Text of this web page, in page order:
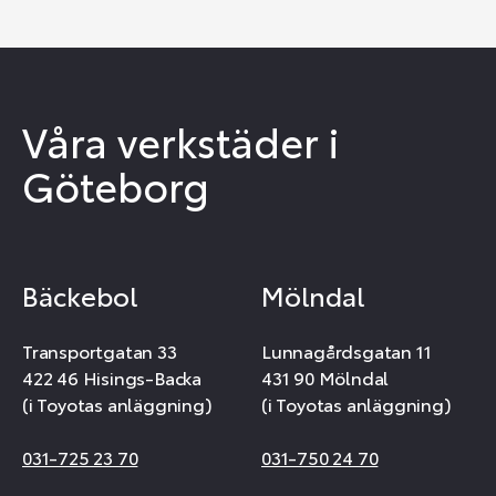
Våra verkstäder i
Göteborg
Bäckebol
Transportgatan 33
422 46 Hisings-Backa
(i Toyotas anläggning)
031-725 23 70
Mölndal
Lunnagårdsgatan 11
431 90 Mölndal
(i Toyotas anläggning)
031-750 24 70